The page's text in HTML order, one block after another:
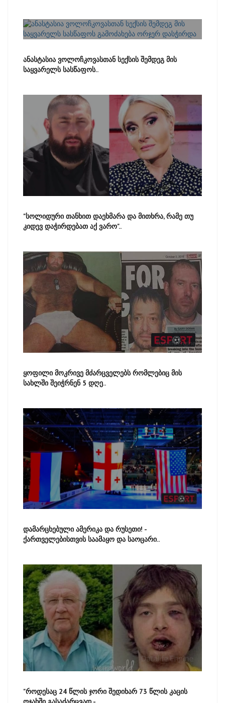
ანასტასია ვოლოჩკოვასთან სექსის შემდეგ მის
საყვარელს სასწაფოს..
"სოლიდური თანხით დაეხმარა და მითხრა, რამე თუ
კიდევ დაჭირდებათ აქ ვარო"..
ყოფილი მოკრივე მძარცველებს რომლებიც მის
სახლში შეიჭრნენ 5 დღე..
დამარცხებული ამერიკა და რუსეთი! -
ქართველებისთვის საამაყო და საოცარი..
"როდესაც 24 წლის ჯორი შედიხარ 73 წლის კაცის